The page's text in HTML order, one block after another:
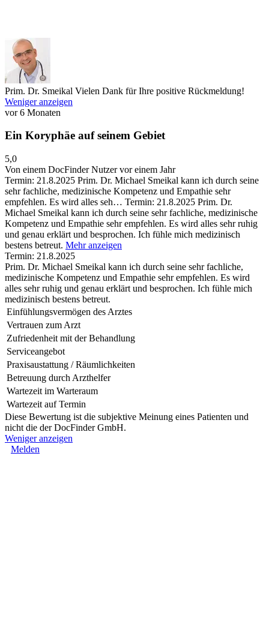
Prim. Dr. Smeikal Vielen Dank für Ihre positive Rückmeldung!
Weniger anzeigen
vor 6 Monaten
Ein Koryphäe auf seinem Gebiet
5,0
Von einem DocFinder Nutzervor einem Jahr
Termin: 21.8.2025 Prim. Dr. Michael Smeikal kann ich durch seine
sehr fachliche, medizinische Kompetenz und Empathie sehr
empfehlen. Es wird alles seh… Termin: 21.8.2025 Prim. Dr.
Michael Smeikal kann ich durch seine sehr fachliche, medizinische
Kompetenz und Empathie sehr empfehlen. Es wird alles sehr ruhig
und genau erklärt und besprochen. Ich fühle mich medizinisch
bestens betreut. Mehr anzeigen
Termin: 21.8.2025
Prim. Dr. Michael Smeikal kann ich durch seine sehr fachliche,
medizinische Kompetenz und Empathie sehr empfehlen. Es wird
alles sehr ruhig und genau erklärt und besprochen. Ich fühle mich
medizinisch bestens betreut.
Einfühlungsvermögen des Arztes
Vertrauen zum Arzt
Zufriedenheit mit der Behandlung
Serviceangebot
Praxisaustattung / Räumlichkeiten
Betreuung durch Arzthelfer
Wartezeit im Warteraum
Wartezeit auf Termin
Diese Bewertung ist die subjektive Meinung eines Patienten und
nicht die der DocFinder GmbH.
Weniger anzeigen
Melden